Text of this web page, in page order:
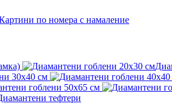
по номера с намаление
30x40 см
гоблени 50x65 см
тефтери